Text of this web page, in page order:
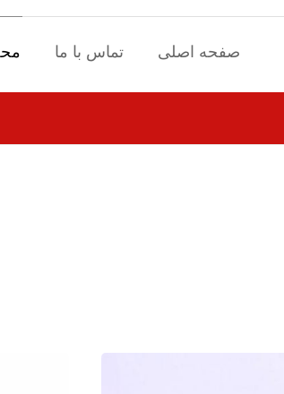
صفحه اصلی تماس با ما